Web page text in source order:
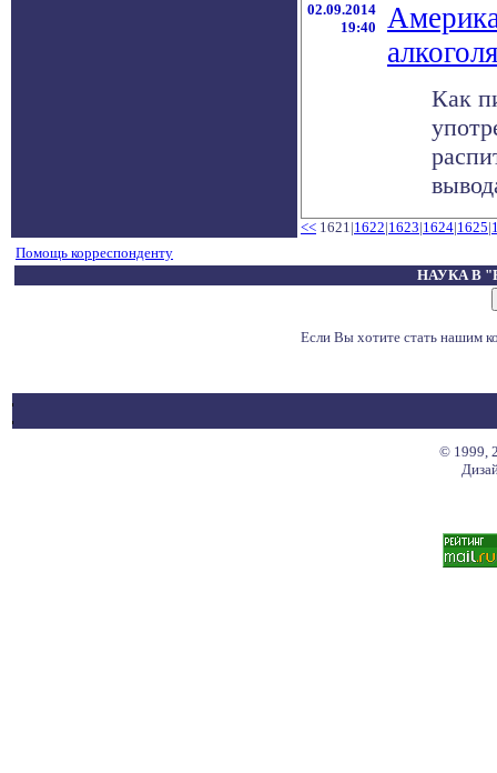
02.09.2014
19:40
Как
<< 1621|1622|1623|1624|1625|
Помощь корреспонденту
НАУКА В
Если Вы хотите стать нашим
© 1999,